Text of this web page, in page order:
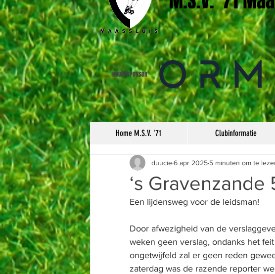
HOOFDSPONSOR
Home M.S.V. '71 Clubinformatie
‘s Gravenzande
duucie6 apr 2025 5 minuten om te
Een lijdensweg voor de leidsman!
Door afwezigheid van de
weken geen verslag, ondanks het
ongetwijfeld zal er geen reden
zaterdag was de razende reporter